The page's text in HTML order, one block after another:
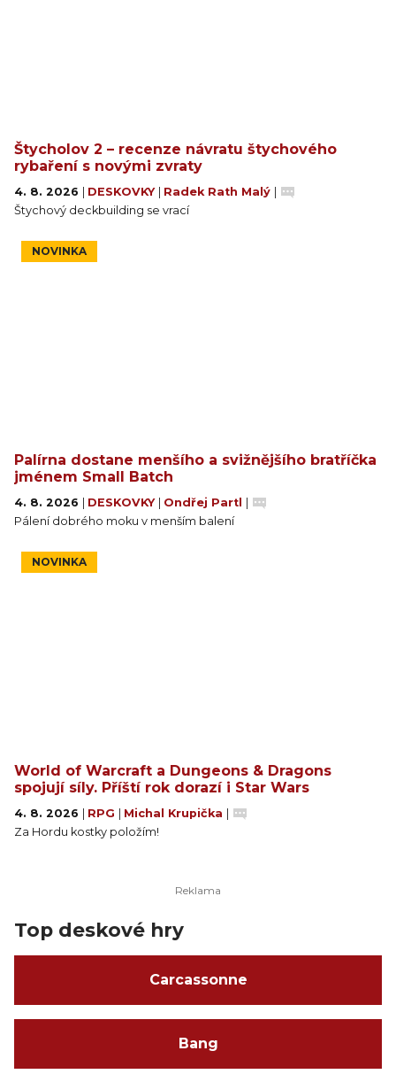
Štycholov 2 – recenze návratu štychového
rybaření s novými zvraty
4. 8. 2026 DESKOVKY Radek Rath Malý
Štychový deckbuilding se vrací
NOVINKA
Palírna dostane menšího a svižnějšího bratříčka
jménem Small Batch
4. 8. 2026 DESKOVKY Ondřej Partl
Pálení dobrého moku v menším balení
NOVINKA
World of Warcraft a Dungeons & Dragons
spojují síly. Příští rok dorazí i Star Wars
4. 8. 2026 RPG Michal Krupička
Za Hordu kostky položím!
Top deskové hry
Carcassonne
Bang